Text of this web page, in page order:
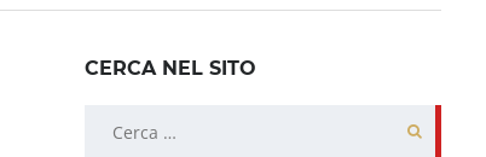
CERCA NEL SITO
per: